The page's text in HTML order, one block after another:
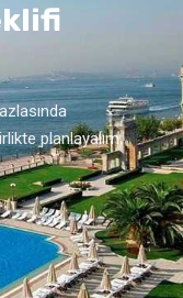
planlayalım.